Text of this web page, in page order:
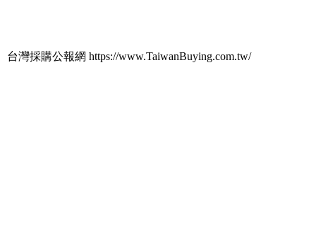
台灣採購公報網 https://www.TaiwanBuying.com.tw/